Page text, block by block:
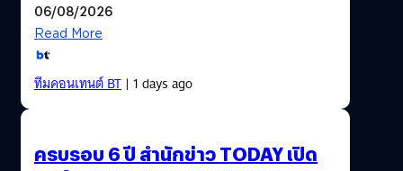
06/08/2026
Read More
ทีมคอนเทนต์ BT| 1 days ago
ครบรอบ 6 ปี สำนักข่าว TODAY เปิด